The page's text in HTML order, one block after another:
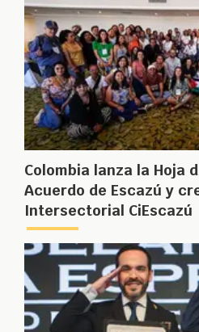
Colombia lanza la Hoja
Acuerdo de Escazú y
Intersectorial CiEscazú